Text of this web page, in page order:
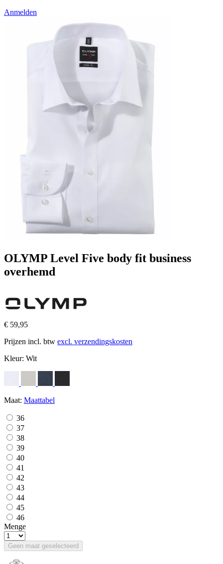
Anmelden
OLYMP Level Five body fit business
overhemd
€ 59,95
Prijzen incl. btw excl. verzendingskosten
Kleur: Wit
Maat: Maattabel
36
37
38
39
40
41
42
43
44
45
46
Menge
Geen maat geselecteerd